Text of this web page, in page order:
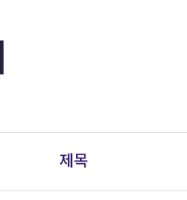
제목